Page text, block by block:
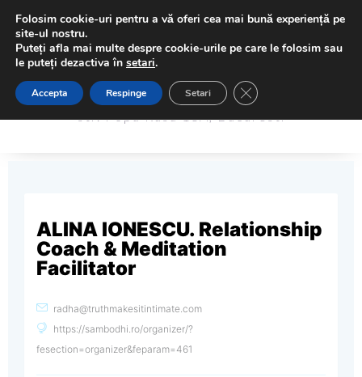
Sambodhi Studio
str. Popa Rusu 16A, Bucuresti
Sambodhi Studio
ALINA IONESCU. Relationship
Coach & Meditation
Facilitator
radha@truthmakesitintimate.com
https://sambodhi.ro/organizer/?
fesection=organizer&feparam=461
Folosim cookie-uri pentru a vă oferi cea mai bună experiență pe
site-ul nostru.
Puteți afla mai multe despre cookie-urile pe care le folosim sau
le puteți dezactiva în setari.
Accepta Respinge Setari Close GDPR Cookie